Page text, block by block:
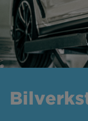
Hitta din
Våra tjänster
Varför MECA?